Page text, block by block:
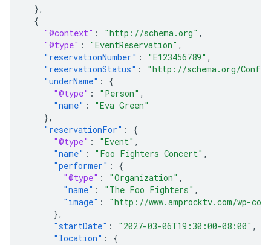
},
{
"@context" : "http://schema.org" ,
"@type" : "EventReservation" ,
"reservationNumber" : "E123456789" ,
"reservationStatus" :
"http://schema.org/
"underName" :
{
"@type" : "Person" ,
"name" :
"Eva Green"
},
"reservationFor" :
{
"@type" : "Event" ,
"name" : "Foo Fighters Concert" ,
"performer" :
{
"@type" : "Organization" ,
"name" : "The Foo Fighters" ,
"image" :
"http://www.amprocktv.com/wp-
},
"startDate" : "2027-03-06T19:30:00-08:00" ,
"location" :
{